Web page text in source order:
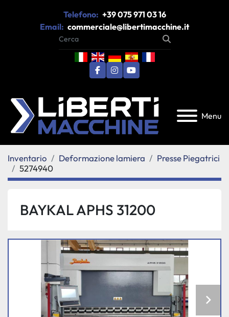
Telefono: +39 075 971 03 16
Email: commerciale@libertimacchine.it
facebook
instagram
youtube
Menu
Inventario Deformazione lamiera
Presse Piegatrici
5274940
BAYKAL APHS 31200